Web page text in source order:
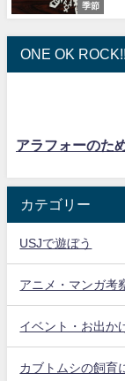
季節
ONE OK
アラフォーのた
カテゴリー
USJで遊ぼう
アニメ・マンガ考
イベント・お出か
カブトムシの飼育